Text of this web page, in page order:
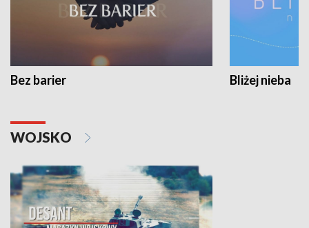
Bez barier Bliżej nieba
WOJSKO